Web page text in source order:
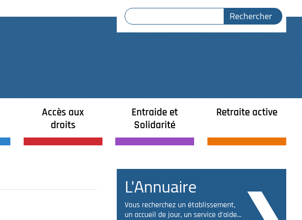
Accès aux
droits
Entraide et
Solidarité
Retraite active
L'Annuaire
Vous recherchez un établissement,
un accueil de jour, un service d'aide...